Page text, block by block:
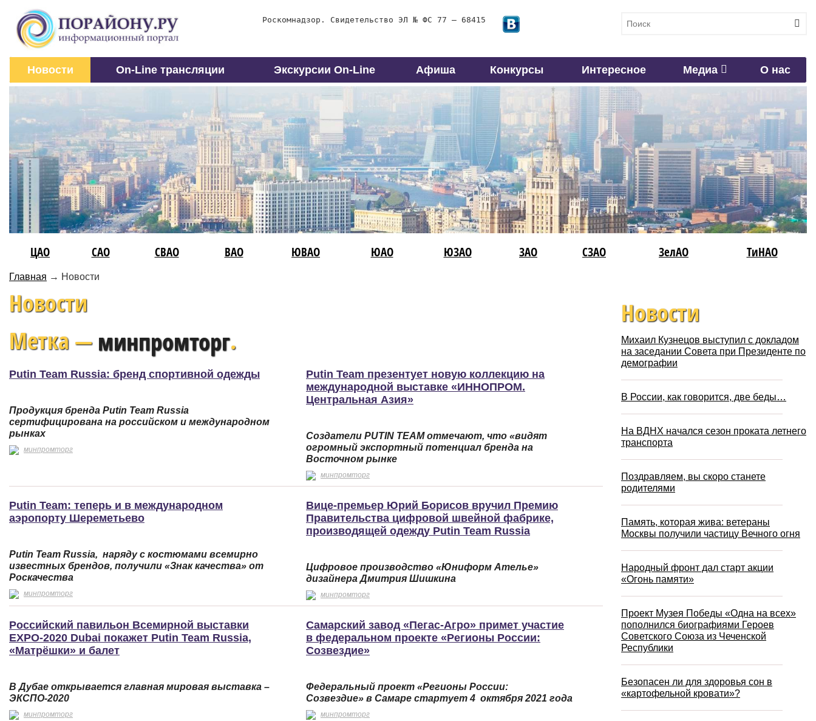
Роскомнадзор. Свидетельство ЭЛ № ФС 77 – 68415
Новости On-Line трансляции Экскурсии On-Line Афиша Конкурсы Интересное Медиа О нас
ЦАО САО СВАО ВАО ЮВАО ЮАО ЮЗАО ЗАО СЗАО ЗелАО ТиНАО
Главная → Новости
Новости
Метка —минпромторг.
Putin Team Russia: бренд спортивной одежды
Продукция бренда Putin Team Russia
сертифицирована на российском и международном
рынках
минпромторг
Putin Team презентует новую коллекцию на
международной выставке «ИННОПРОМ.
Центральная Азия»
Создатели PUTIN TEAM отмечают, что «видят
огромный экспортный потенциал бренда на
Восточном рынке
минпромторг
Putin Team: теперь и в международном
аэропорту Шереметьево
Putin Team Russia, наряду с костюмами всемирно
известных брендов, получили «Знак качества» от
Роскачества
минпромторг
Вице-премьер Юрий Борисов вручил Премию
Правительства цифровой швейной фабрике,
производящей одежду Putin Team Russia
Цифровое производство «Юниформ Ателье»
дизайнера Дмитрия Шишкина
минпромторг
Российский павильон Всемирной выставки
EXPO-2020 Dubai покажет Putin Team Russia,
«Матрёшки» и балет
В Дубае открывается главная мировая выставка –
ЭКСПО-2020
минпромторг
Самарский завод «Пегас-Агро» примет участие
в федеральном проекте «Регионы России:
Созвездие»
Федеральный проект «Регионы России:
Созвездие» в Самаре стартует 4 октября 2021 года
минпромторг
Новости
Михаил Кузнецов выступил с докладом
на заседании Совета при Президенте по
демографии
В России, как говорится, две беды…
На ВДНХ начался сезон проката летнего
транспорта
Поздравляем, вы скоро станете
родителями
Память, которая жива: ветераны
Москвы получили частицу Вечного огня
Народный фронт дал старт акции
«Огонь памяти»
Проект Музея Победы «Одна на всех»
пополнился биографиями Героев
Советского Союза из Чеченской
Республики
Безопасен ли для здоровья сон в
«картофельной кровати»?